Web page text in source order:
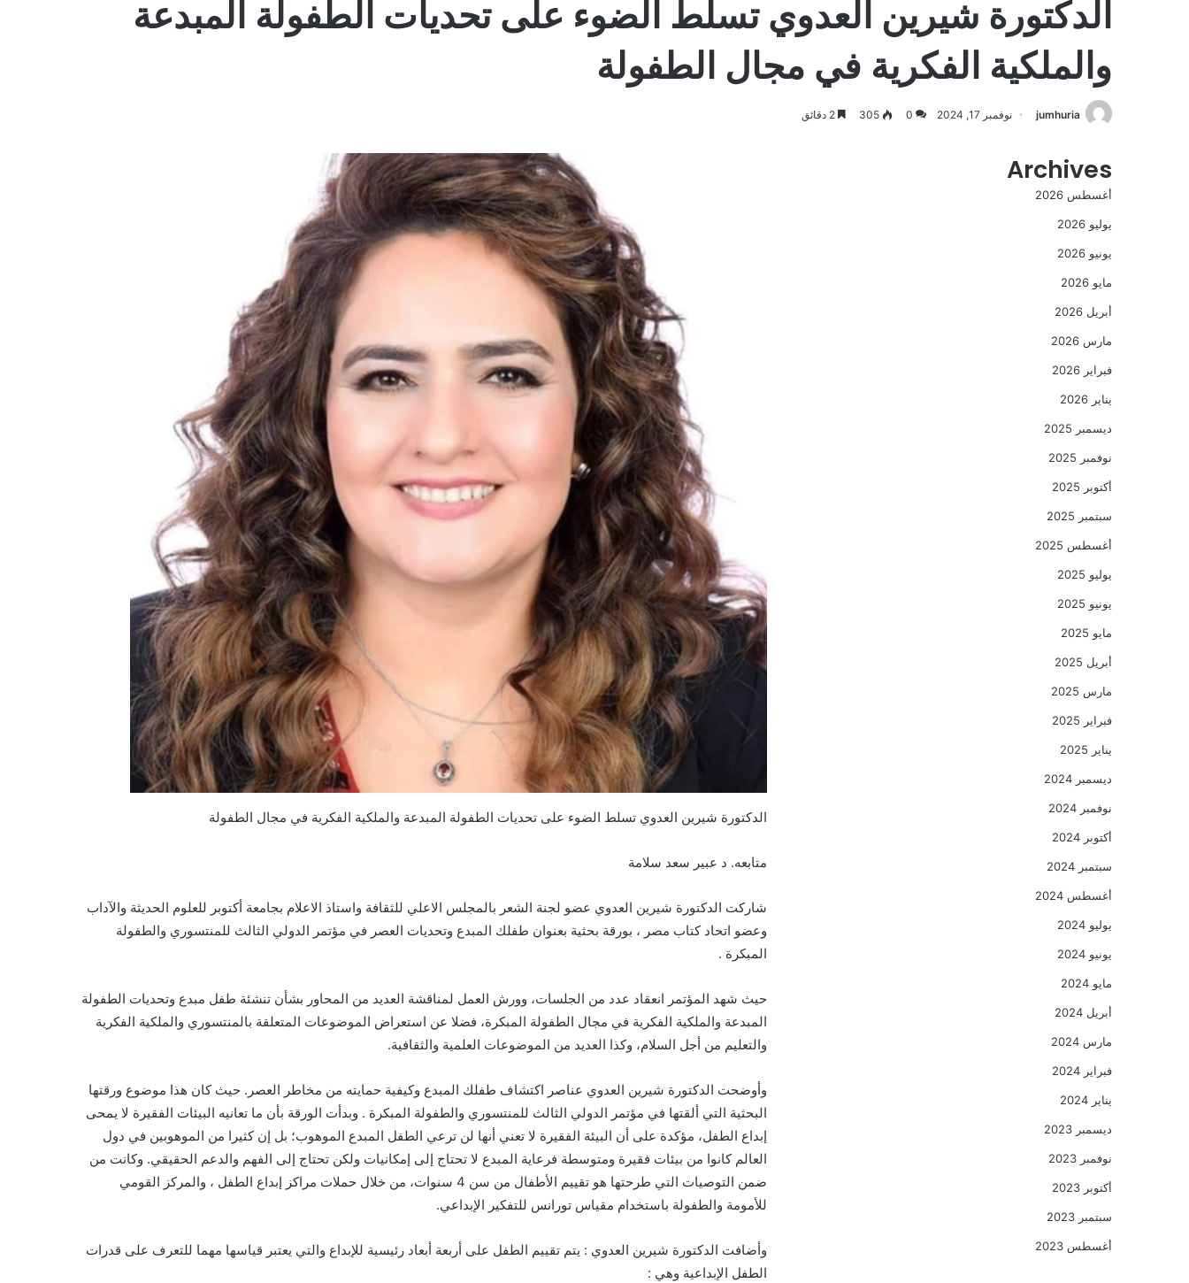
الدكتورة شيرين العدوي تسلط الضوء على تحديات الطفولة المبدعة
والملكية الفكرية في مجال الطفولة
jumhuria نوفمبر 17, 2024 0
305
الدكتورة شيرين العدوي تسلط الضوء على تحديات الطفولة المبدعة والملكية الفكرية في مجال الطفولة
متابعه. د عبير سعد سلامة
شاركت الدكتورة شيرين العدوي عضو لجنة الشعر بالمجلس الاعلي للثقافة واستاذ الاعلام بجامعة أكتوبر للعلوم الحديثة والآداب
وعضو اتحاد كتاب مصر ، بورقة بحثية بعنوان طفلك المبدع وتحديات العصر في مؤتمر الدولي الثالث للمنتسوري والطفولة
المبكرة .
حيث شهد المؤتمر انعقاد عدد من الجلسات، وورش العمل لمناقشة العديد من المحاور بشأن تنشئة طفل مبدع وتحديات الطفولة
المبدعة والملكية الفكرية في مجال الطفولة المبكرة، فضلا عن استعراض الموضوعات المتعلقة بالمنتسوري والملكية الفكرية
والتعليم من أجل السلام، وكذا العديد من الموضوعات العلمية والثقافية.
وأوضحت الدكتورة شيرين العدوي عناصر اكتشاف طفلك المبدع وكيفية حمايته من مخاطر العصر. حيث كان هذا موضوع ورقتها
البحثية التي ألقتها في مؤتمر الدولي الثالث للمنتسوري والطفولة المبكرة . وبدأت الورقة بأن ما تعانيه البيئات الفقيرة لا يمحى
إبداع الطفل، مؤكدة على أن البيئة الفقيرة لا تعني أنها لن ترعي الطفل المبدع الموهوب؛ بل إن كثيرا من الموهوبين في دول
العالم كانوا من بيئات فقيرة ومتوسطة فرعاية المبدع لا تحتاج إلى إمكانيات ولكن تحتاج إلى الفهم والدعم الحقيقي. وكانت من
ضمن التوصيات التي طرحتها هو تقييم الأطفال من سن 4 سنوات، من خلال حملات مراكز إبداع الطفل ، والمركز القومي
للأمومة والطفولة باستخدام مقياس تورانس للتفكير الإبداعي.
وأضافت الدكتورة شيرين العدوي : يتم تقييم الطفل على أربعة أبعاد رئيسية للإبداع والتي يعتبر قياسها مهما للتعرف على قدرات
الطفل الإبداعية وهي :
Archives
أغسطس 2026
يوليو 2026
يونيو 2026
مايو 2026
أبريل 2026
مارس 2026
فبراير 2026
يناير 2026
ديسمبر 2025
نوفمبر 2025
أكتوبر 2025
سبتمبر 2025
أغسطس 2025
يوليو 2025
يونيو 2025
مايو 2025
أبريل 2025
مارس 2025
فبراير 2025
يناير 2025
ديسمبر 2024
نوفمبر 2024
أكتوبر 2024
سبتمبر 2024
أغسطس 2024
يوليو 2024
يونيو 2024
مايو 2024
أبريل 2024
مارس 2024
فبراير 2024
يناير 2024
ديسمبر 2023
نوفمبر 2023
أكتوبر 2023
سبتمبر 2023
أغسطس 2023